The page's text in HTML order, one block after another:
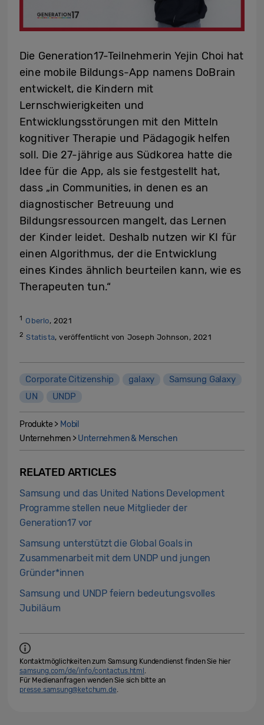
Die Generation17-Teilnehmerin Yejin Choi hat
eine mobile Bildungs-App namens DoBrain
entwickelt, die Kindern mit
Lernschwierigkeiten und
Entwicklungsstörungen mit den Mitteln
kognitiver Therapie und Pädagogik helfen
soll. Die 27-jährige aus Südkorea hatte die
Idee für die App, als sie festgestellt hat,
dass „in Communities, in denen es an
diagnostischer Betreuung und
Bildungsressourcen mangelt, das Lernen
der Kinder leidet. Deshalb nutzen wir KI für
einen Algorithmus, der die Entwicklung
eines Kindes ähnlich beurteilen kann, wie es
Therapeuten tun.“
1 Oberlo, 2021
2 Statista, veröffentlicht von Joseph Johnson, 2021
Corporate Citizenship galaxy
Samsung Galaxy
UN
UNDP
Produkte > Mobil
Unternehmen >Unternehmen & Menschen
RELATED ARTICLES
Samsung und das United Nations Development
Programme stellen neue Mitglieder der
Generation17 vor
Samsung unterstützt die Global Goals in
Zusammenarbeit mit dem UNDP und jungen
Gründer*innen
Samsung und UNDP feiern bedeutungsvolles
Jubiläum
Kontaktmöglichkeiten zum Samsung Kundendienst finden Sie hier
samsung.com/de/info/contactus.html .
Für Medienanfragen wenden Sie sich bitte an
presse.samsung@ketchum.de.